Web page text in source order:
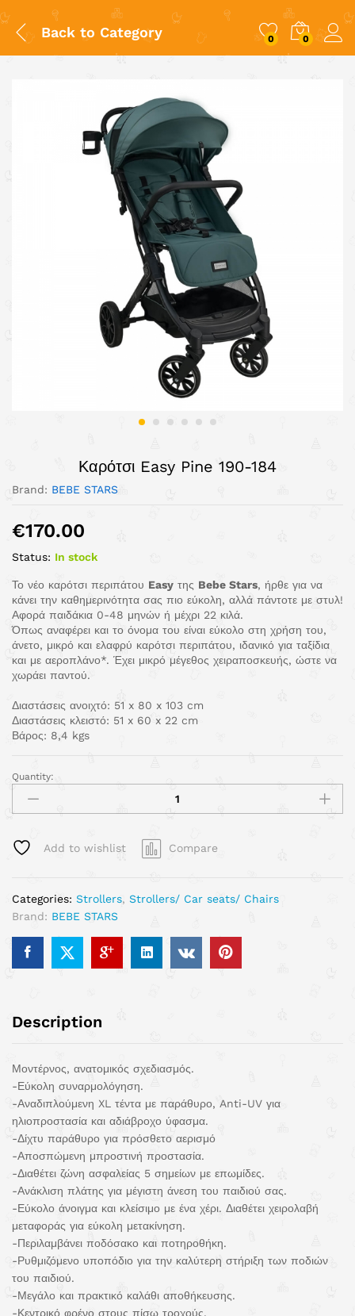
Back to Category 0 0
Καρότσι Easy Pine 190-184
Brand: BEBE STARS
€170.00
Status: In stock
Το νέο καρότσι περιπάτου Easy της Bebe Stars, ήρθε για να
κάνει την καθημερινότητα σας πιο εύκολη, αλλά πάντοτε με στυλ!
Αφορά παιδάκια 0-48 μηνών ή μέχρι 22 κιλά.
Όπως αναφέρει και το όνομα του είναι εύκολο στη χρήση του,
άνετο, μικρό και ελαφρύ καρότσι περιπάτου, ιδανικό για ταξίδια
και με αεροπλάνο*. Έχει μικρό μέγεθος χειραποσκευής, ώστε να
χωράει παντού.
Διαστάσεις ανοιχτό: 51 x 80 x 103 cm
Διαστάσεις κλειστό: 51 x 60 x 22 cm
Βάρος: 8,4 kgs
Quantity:
Add to wishlist Compare
Categories: Strollers, Strollers/ Car seats/ Chairs
Brand: BEBE STARS
Description
Μοντέρνος, ανατομικός σχεδιασμός.
-Εύκολη συναρμολόγηση.
-Αναδιπλούμενη XL τέντα με παράθυρο, Anti-UV για
ηλιοπροστασία και αδιάβροχο ύφασμα.
-Δίχτυ παράθυρο για πρόσθετο αερισμό
-Αποσπώμενη μπροστινή προστασία.
-Διαθέτει ζώνη ασφαλείας 5 σημείων με επωμίδες.
-Ανάκλιση πλάτης για μέγιστη άνεση του παιδιού σας.
-Εύκολο άνοιγμα και κλείσιμο με ένα χέρι. Διαθέτει χειρολαβή
μεταφοράς για εύκολη μετακίνηση.
-Περιλαμβάνει ποδόσακο και ποτηροθήκη.
-Ρυθμιζόμενο υποπόδιο για την καλύτερη στήριξη των ποδιών
του παιδιού.
-Μεγάλο και πρακτικό καλάθι αποθήκευσης.
-Κεντρικό φρένο στους πίσω τροχούς.